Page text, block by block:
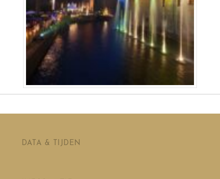
DATA & TIJDEN